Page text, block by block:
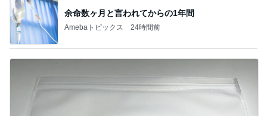
余命数ヶ月と言われてからの1年間
Amebaトピックス 24時間前